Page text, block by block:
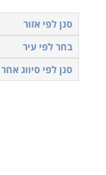
סנן לפי אזור
בחר לפי עיר
סנן לפי סיווג אחר